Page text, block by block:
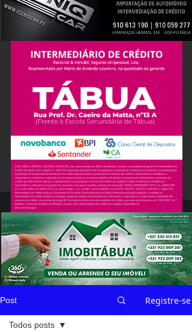
Post Registre-se
Todos posts